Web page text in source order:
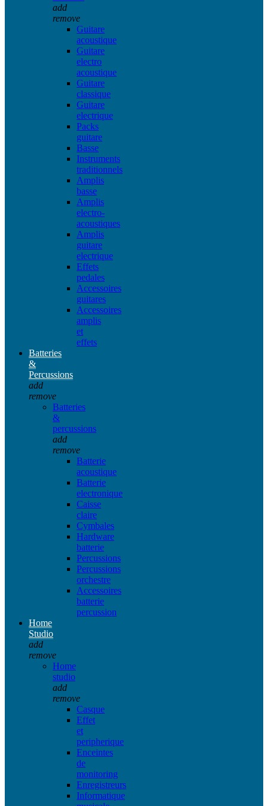
add
remove
Guitare
acoustique
Guitare
electro
acoustique
Guitare
classique
Guitare
electrique
Packs
guitare
Basse
Instruments
traditionnels
Amplis
basse
Amplis
electro-
acoustiques
Amplis
guitare
electrique
Effets
pedales
Accessoires
guitares
Accessoires
amplis
et
effets
Batteries
&
Percussions
add
remove
Batteries
&
percussions
add
remove
Batterie
acoustique
Batterie
electronique
Caisse
claire
Cymbales
Hardware
batterie
Percussions
Percussions
orchestre
Accessoires
batterie
percussion
Home
Studio
add
remove
Home
studio
add
remove
Casque
Effet
et
peripherique
Enceintes
de
monitoring
Enregistreurs
Informatique